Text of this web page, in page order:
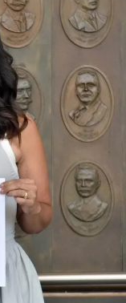
Segura centró
a
enfatizó que la
comunitaria
político en la
una etapa
por una
a Quintana
estructuras de
El relevo
tiempos legales
de la